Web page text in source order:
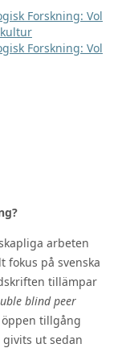
Forskning: Vol
kultur
Forskning: Vol
arbeten
fokus på svenska
tillämpar
blind peer
tillgång
givits ut sedan